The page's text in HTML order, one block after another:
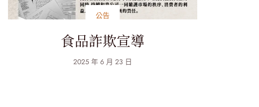
公告
食品詐欺宣導
2025 年 6 月 23 日